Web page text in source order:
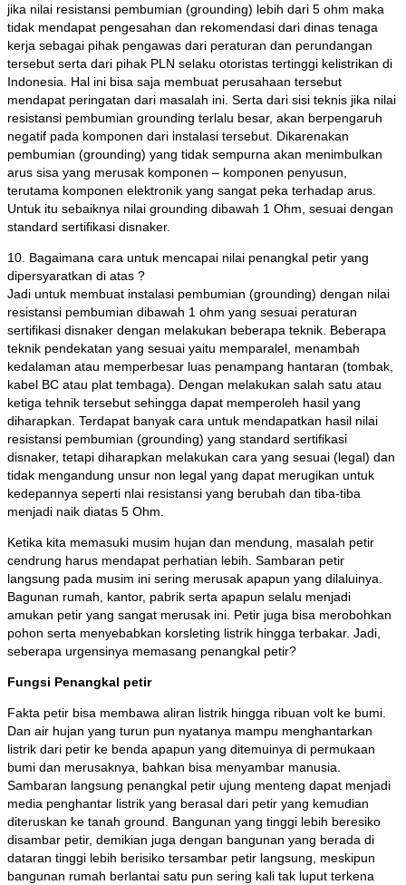
jika nilai resistansi pembumian (grounding) lebih dari 5 ohm maka
tidak mendapat pengesahan dan rekomendasi dari dinas tenaga
kerja sebagai pihak pengawas dari peraturan dan perundangan
tersebut serta dari pihak PLN selaku otoristas tertinggi kelistrikan di
Indonesia. Hal ini bisa saja membuat perusahaan tersebut
mendapat peringatan dari masalah ini. Serta dari sisi teknis jika nilai
resistansi pembumian grounding terlalu besar, akan berpengaruh
negatif pada komponen dari instalasi tersebut. Dikarenakan
pembumian (grounding) yang tidak sempurna akan menimbulkan
arus sisa yang merusak komponen – komponen penyusun,
terutama komponen elektronik yang sangat peka terhadap arus.
Untuk itu sebaiknya nilai grounding dibawah 1 Ohm, sesuai dengan
standard sertifikasi disnaker.
10. Bagaimana cara untuk mencapai nilai penangkal petir yang
dipersyaratkan di atas ?
Jadi untuk membuat instalasi pembumian (grounding) dengan nilai
resistansi pembumian dibawah 1 ohm yang sesuai peraturan
sertifikasi disnaker dengan melakukan beberapa teknik. Beberapa
teknik pendekatan yang sesuai yaitu memparalel, menambah
kedalaman atau memperbesar luas penampang hantaran (tombak,
kabel BC atau plat tembaga). Dengan melakukan salah satu atau
ketiga tehnik tersebut sehingga dapat memperoleh hasil yang
diharapkan. Terdapat banyak cara untuk mendapatkan hasil nilai
resistansi pembumian (grounding) yang standard sertifikasi
disnaker, tetapi diharapkan melakukan cara yang sesuai (legal) dan
tidak mengandung unsur non legal yang dapat merugikan untuk
kedepannya seperti nlai resistansi yang berubah dan tiba-tiba
menjadi naik diatas 5 Ohm.
Ketika kita memasuki musim hujan dan mendung, masalah petir
cendrung harus mendapat perhatian lebih. Sambaran petir
langsung pada musim ini sering merusak apapun yang dilaluinya.
Bagunan rumah, kantor, pabrik serta apapun selalu menjadi
amukan petir yang sangat merusak ini. Petir juga bisa merobohkan
pohon serta menyebabkan korsleting listrik hingga terbakar. Jadi,
seberapa urgensinya memasang penangkal petir?
Fungsi Penangkal petir
Fakta petir bisa membawa aliran listrik hingga ribuan volt ke bumi.
Dan air hujan yang turun pun nyatanya mampu menghantarkan
listrik dari petir ke benda apapun yang ditemuinya di permukaan
bumi dan merusaknya, bahkan bisa menyambar manusia.
Sambaran langsung penangkal petir ujung menteng dapat menjadi
media penghantar listrik yang berasal dari petir yang kemudian
diteruskan ke tanah ground. Bangunan yang tinggi lebih beresiko
disambar petir, demikian juga dengan bangunan yang berada di
dataran tinggi lebih berisiko tersambar petir langsung, meskipun
bangunan rumah berlantai satu pun sering kali tak luput terkena